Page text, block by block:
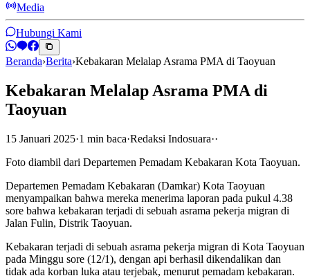
Media
Hubungi Kami
Beranda›Berita›Kebakaran Melalap Asrama PMA di Taoyuan
Kebakaran Melalap Asrama PMA di
Taoyuan
15 Januari 2025·1 min baca·Redaksi Indosuara··
Foto diambil dari Departemen Pemadam Kebakaran Kota Taoyuan.
Departemen Pemadam Kebakaran (Damkar) Kota Taoyuan
menyampaikan bahwa mereka menerima laporan pada pukul 4.38
sore bahwa kebakaran terjadi di sebuah asrama pekerja migran di
Jalan Fulin, Distrik Taoyuan.
Kebakaran terjadi di sebuah asrama pekerja migran di Kota Taoyuan
pada Minggu sore (12/1), dengan api berhasil dikendalikan dan
tidak ada korban luka atau terjebak, menurut pemadam kebakaran.